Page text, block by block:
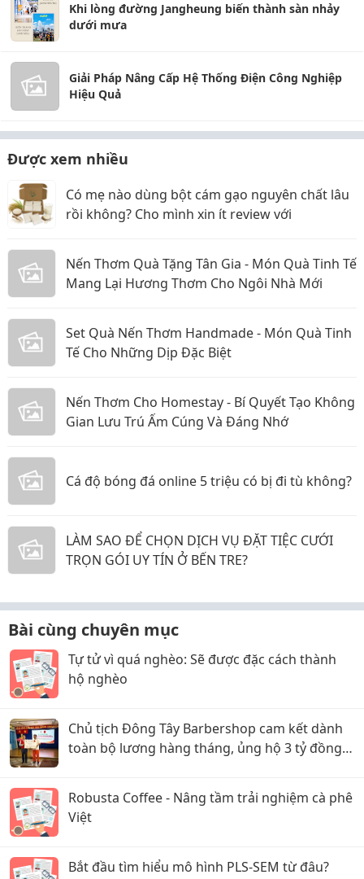
Khi lòng đường Jangheung biến thành sàn nhảy
dưới mưa
Giải Pháp Nâng Cấp Hệ Thống Điện Công Nghiệp
Hiệu Quả
Được xem nhiều
Có mẹ nào dùng bột cám gạo nguyên chất lâu
rồi không? Cho mình xin ít review với
Nến Thơm Quà Tặng Tân Gia - Món Quà Tinh Tế
Mang Lại Hương Thơm Cho Ngôi Nhà Mới
Set Quà Nến Thơm Handmade - Món Quà Tinh
Tế Cho Những Dịp Đặc Biệt
Nến Thơm Cho Homestay - Bí Quyết Tạo Không
Gian Lưu Trú Ấm Cúng Và Đáng Nhớ
Cá độ bóng đá online 5 triệu có bị đi tù không?
LÀM SAO ĐỂ CHỌN DỊCH VỤ ĐẶT TIỆC CƯỚI
TRỌN GÓI UY TÍN Ở BẾN TRE?
Bài cùng chuyên mục
Tự tử vì quá nghèo: Sẽ được đặc cách thành
hộ nghèo
Chủ tịch Đông Tây Barbershop cam kết dành
toàn bộ lương hàng tháng, ủng hộ 3 tỷ đồng
Robusta Coffee - Nâng tầm trải nghiệm cà phê
Việt
Bắt đầu tìm hiểu mô hình PLS-SEM từ đâu?